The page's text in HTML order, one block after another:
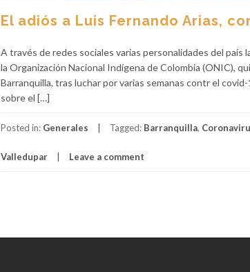
El adiós a Luis Fernando Arias,
A través de redes sociales varias personalidades del
la Organización Nacional Indígena de Colombia (ONIC),
Barranquilla, tras luchar por varias semanas contr el
sobre el […]
Posted in: Generales Tagged: Barranquilla,
Valledupar Leave a comment